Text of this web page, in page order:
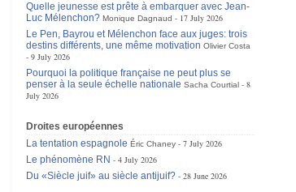
Quelle jeunesse est prête à embarquer avec Jean-
Luc Mélenchon? Monique Dagnaud
17 July 2026
Le Pen, Bayrou et Mélenchon face aux juges: trois
destins différents, une même motivation Olivier Costa
9 July 2026
Pourquoi la politique française ne peut plus se
penser à la seule échelle nationale Sacha Courtial
8
July 2026
Droites européennes
La tentation espagnole Éric Chaney
7 July 2026
Le phénomène RN
4 July 2026
Du «Siècle juif» au siècle antijuif?
28 June 2026